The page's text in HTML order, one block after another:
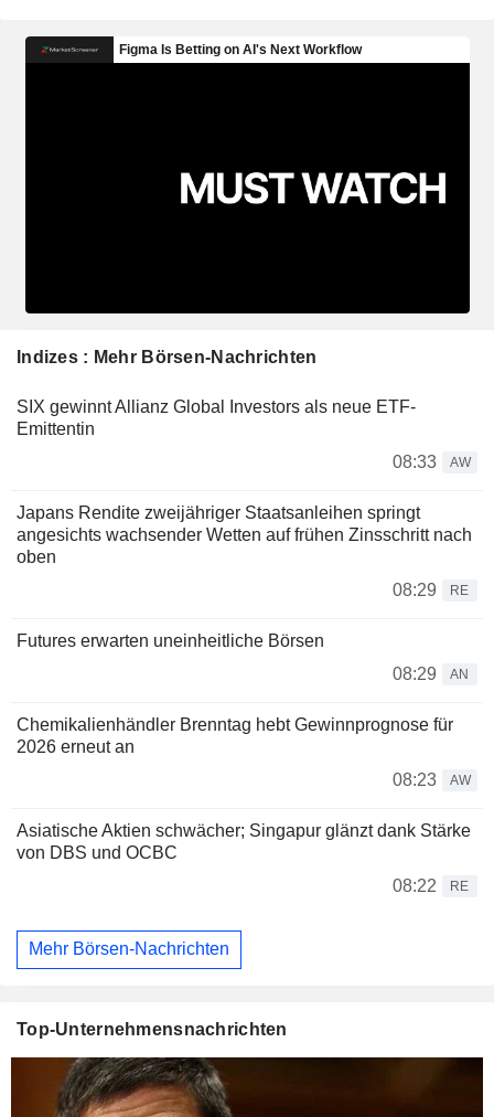
Indizes : Mehr Börsen-Nachrichten
SIX gewinnt Allianz Global Investors als neue ETF-
Emittentin
08:33
AW
Japans Rendite zweijähriger Staatsanleihen springt
angesichts wachsender Wetten auf frühen Zinsschritt nach
oben
08:29
RE
Futures erwarten uneinheitliche Börsen
08:29
AN
Chemikalienhändler Brenntag hebt Gewinnprognose für
2026 erneut an
08:23
AW
Asiatische Aktien schwächer; Singapur glänzt dank Stärke
von DBS und OCBC
08:22
RE
Mehr Börsen-Nachrichten
Top-Unternehmensnachrichten